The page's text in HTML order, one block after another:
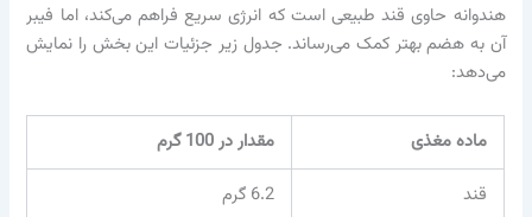
هندوانه حاوی قند طبیعی است که انرژی سریع فراهم می‌کند، اما فیبر
آن به هضم بهتر کمک می‌رساند. جدول زیر جزئیات این بخش را نمایش
می‌دهد:
ماده مغذی
مقدار در 100 گرم
قند
6.2 گرم